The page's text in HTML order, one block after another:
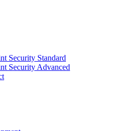
Security Standard
Security Advanced